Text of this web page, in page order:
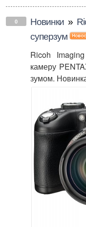
0 Новинки »
суперзум
Ricoh
камеру
зумом.